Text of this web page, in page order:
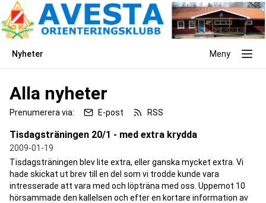
Nyheter Meny
Alla nyheter
Prenumerera via: E-post RSS
Tisdagsträningen 20/1 - med extra krydda
2009-01-19
Tisdagsträningen blev lite extra, eller ganska mycket extra. Vi
hade skickat ut brev till en del som vi trodde kunde vara
intresserade att vara med och löpträna med oss. Uppemot 10
hörsammade den kallelsen och efter en kortare information av